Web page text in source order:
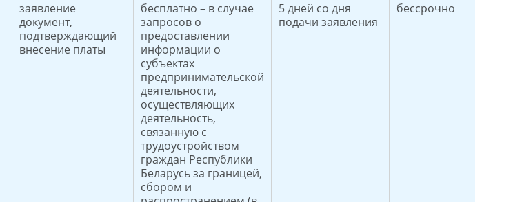
заявление
документ,
подтверждающий
внесение платы
бесплатно – в случае
запросов о
предоставлении
информации о
субъектах
предпринимательской
деятельности,
осуществляющих
деятельность,
связанную с
трудоустройством
граждан Республики
Беларусь за границей,
сбором и
5 дней со дня
подачи заявления
бессрочно